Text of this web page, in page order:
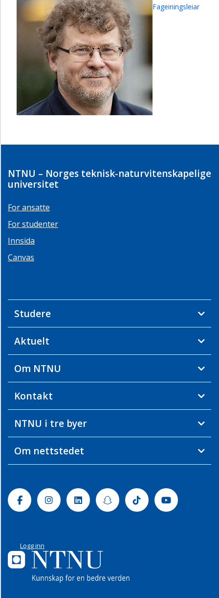
Fageiningsleiar
NTNU – Norges teknisk-naturvitenskapelige
universitet
For ansatte
For studenter
Innsida
Canvas
Studere
Aktuelt
Om NTNU
Kontakt
NTNU i tre byer
Om nettstedet
FacebookInstagramLinkedinSnapchatTiktok Youtube
Logg inn